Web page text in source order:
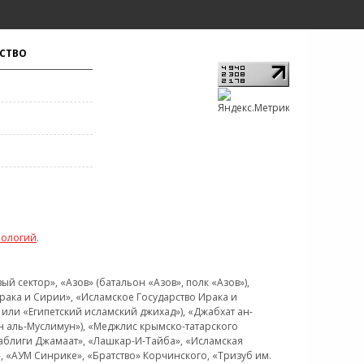
.
«Азов» (батальон «Азов», полк «Азов»),
и Сирии», «Исламское Государство Ирака и
«Египетский исламский джихад»), «Джабхат ан-
Муслимун»), «Меджлис крымско-татарского
Джамаат», «Лашкар-И-Тайба», «Исламская
Синрике», «Братство» Корчинского, «Тризуб им.